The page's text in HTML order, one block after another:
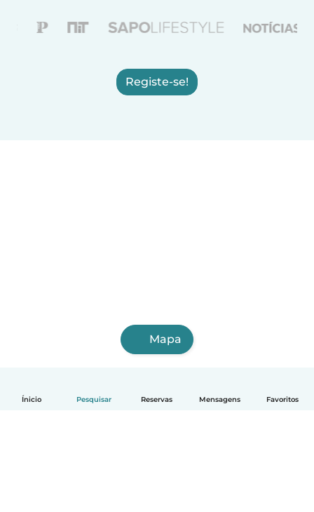
Ínicio Pesquisar Reservas Mensagens Favoritos
Registe-se!
Mapa